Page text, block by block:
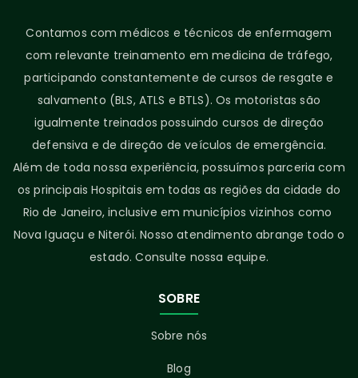
Contamos com médicos e técnicos de enfermagem
com relevante treinamento em medicina de tráfego,
participando constantemente de cursos de resgate e
salvamento (BLS, ATLS e BTLS). Os motoristas são
igualmente treinados possuindo cursos de direção
defensiva e de direção de veículos de emergência.
Além de toda nossa experiência, possuímos parceria com
os principais Hospitais em todas as regiões da cidade do
Rio de Janeiro, inclusive em municípios vizinhos como
Nova Iguaçu e Niterói. Nosso atendimento abrange todo o
estado. Consulte nossa equipe.
SOBRE
Sobre nós
Blog